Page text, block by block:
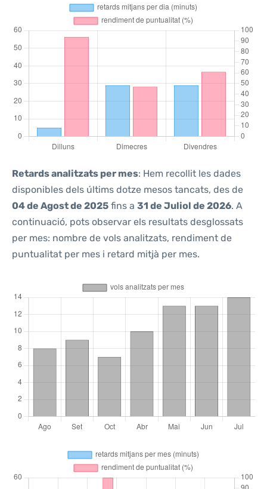
Retards analitzats per mes: Hem recollit les dades
disponibles dels últims dotze mesos tancats, des de
04 de Agost de 2025 fins a 31 de Juliol de 2026. A
continuació, pots observar els resultats desglossats
per mes: nombre de vols analitzats, rendiment de
puntualitat per mes i retard mitjà per mes.